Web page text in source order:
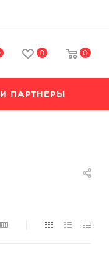
0 0
ПАРТНЕРЫ